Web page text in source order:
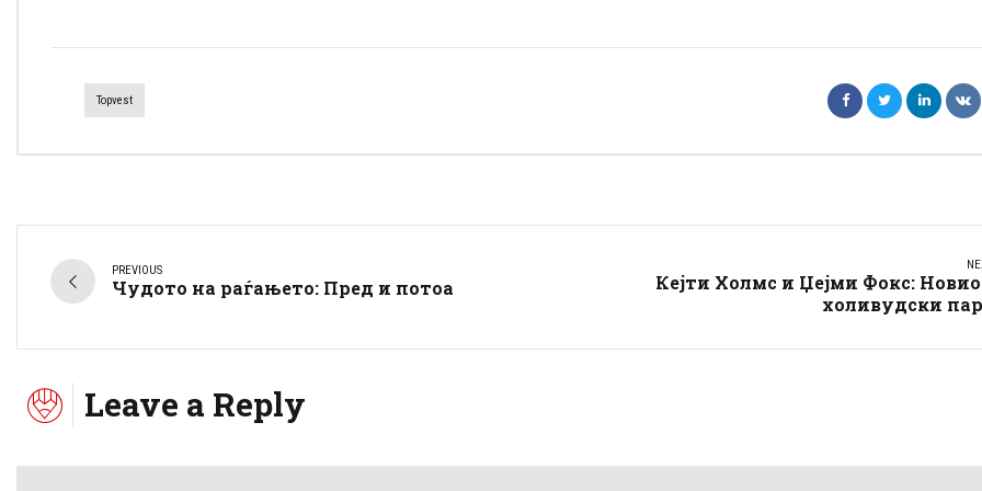
Topvest
PREVIOUS
Чудото на раѓањето: Пред и потоа
Кејти Холмс и Џејми Фокс:
холивудски
Leave a Reply